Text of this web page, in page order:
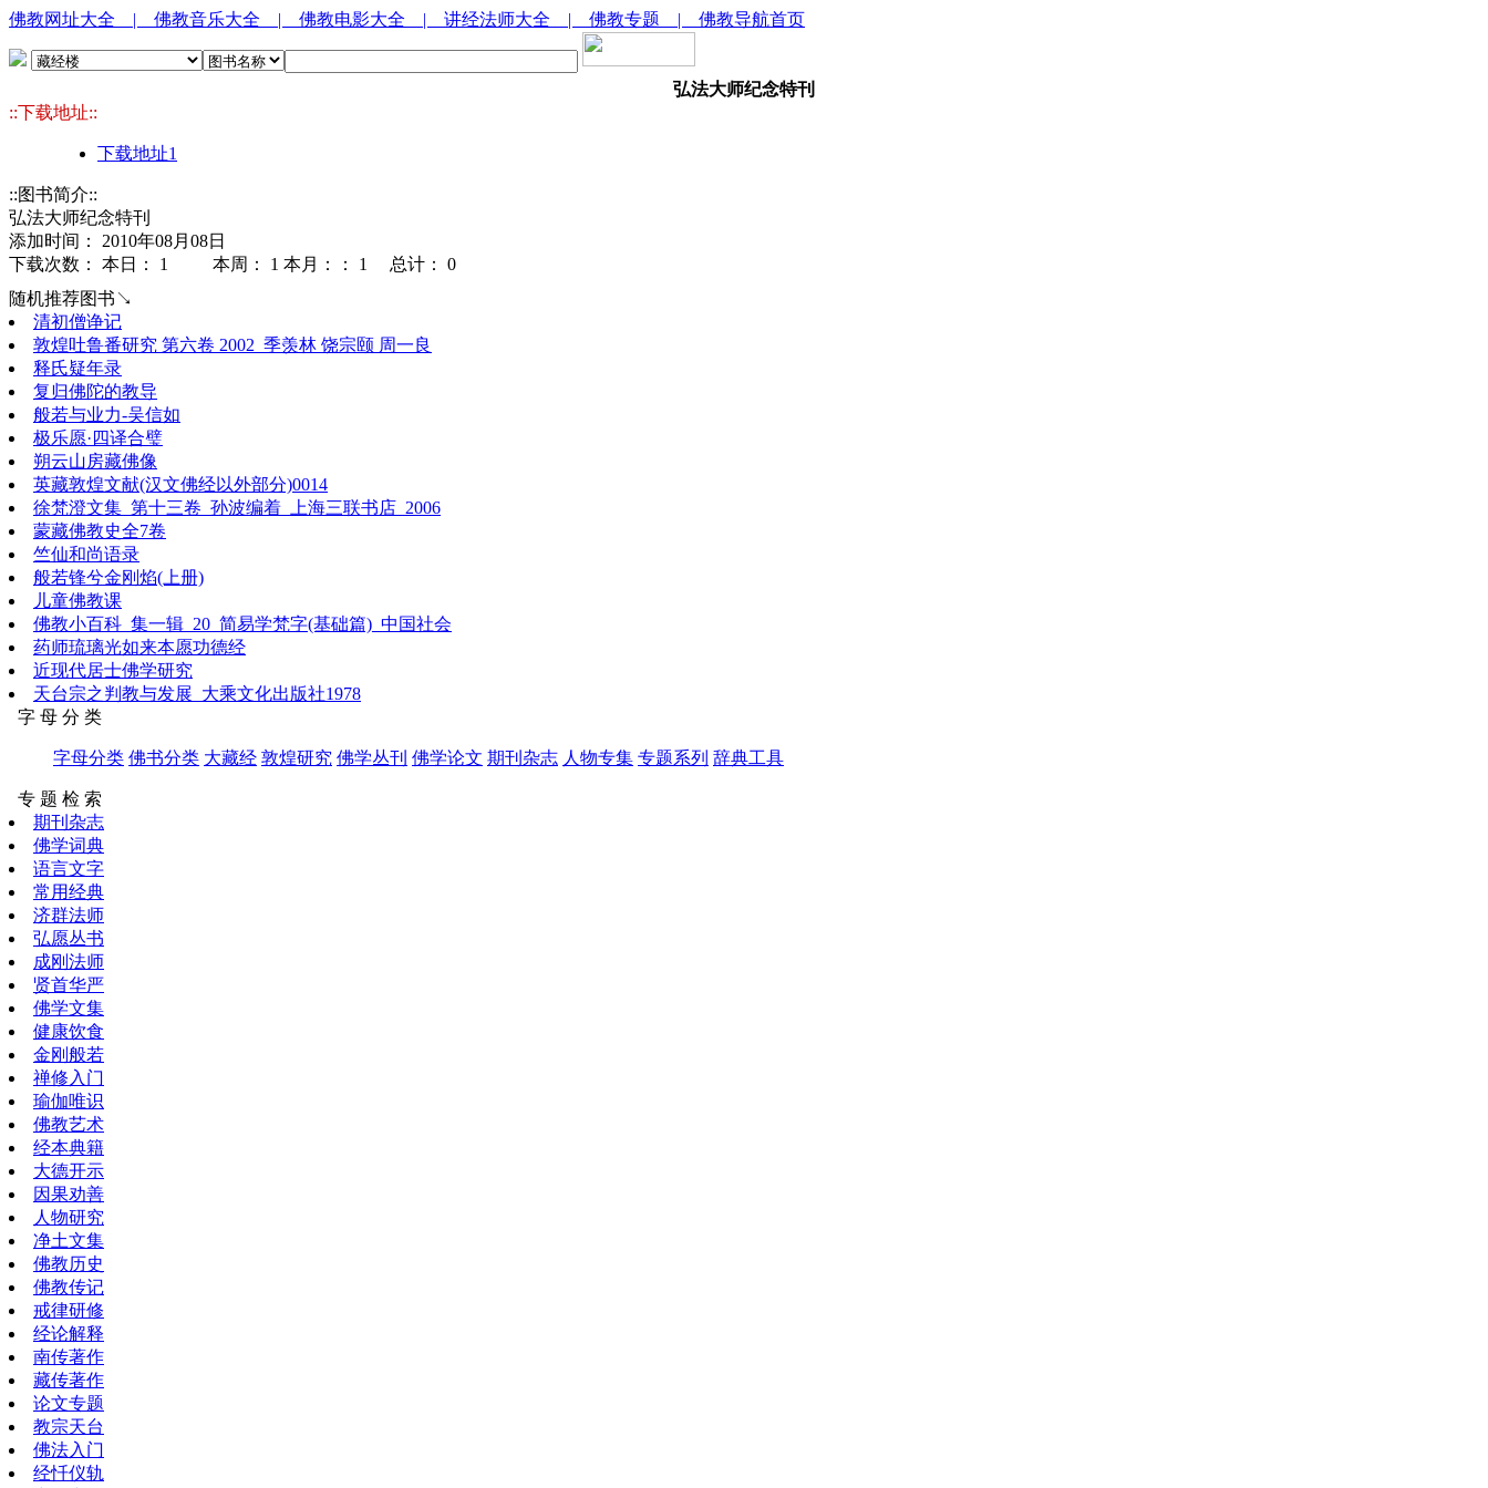
佛教网址大全 | 佛教音乐大全 | 佛教电影大全 | 讲经法师大全 | 佛教专题 | 佛教导航首页
弘法大师纪念特刊
::下载地址::
下载地址1
::图书简介::
弘法大师纪念特刊
添加时间： 2010年08月08日
下载次数： 本日： 1 本周： 1 本月：： 1 总计： 0
随机推荐图书↘
清初僧诤记
敦煌吐鲁番研究 第六卷 2002_季羡林 饶宗颐 周一良
释氏疑年录
复归佛陀的教导
般若与业力-吴信如
极乐愿·四译合璧
朔云山房藏佛像
英藏敦煌文献(汉文佛经以外部分)0014
徐梵澄文集_第十三卷_孙波编着_上海三联书店_2006
蒙藏佛教史全7卷
竺仙和尚语录
般若锋兮金刚焰(上册)
儿童佛教课
佛教小百科_集一辑_20_简易学梵字(基础篇)_中国社会
药师琉璃光如来本愿功德经
近现代居士佛学研究
天台宗之判教与发展_大乘文化出版社1978
字 母 分 类
字母分类 佛书分类 大藏经 敦煌研究 佛学丛刊 佛学论文 期刊杂志 人物专集 专题系列 辞典工具
专 题 检 索
期刊杂志
佛学词典
语言文字
常用经典
济群法师
弘愿丛书
成刚法师
贤首华严
佛学文集
健康饮食
金刚般若
禅修入门
瑜伽唯识
佛教艺术
经本典籍
大德开示
因果劝善
人物研究
净土文集
佛教历史
佛教传记
戒律研修
经论解释
南传著作
藏传著作
论文专题
教宗天台
佛法入门
经忏仪轨